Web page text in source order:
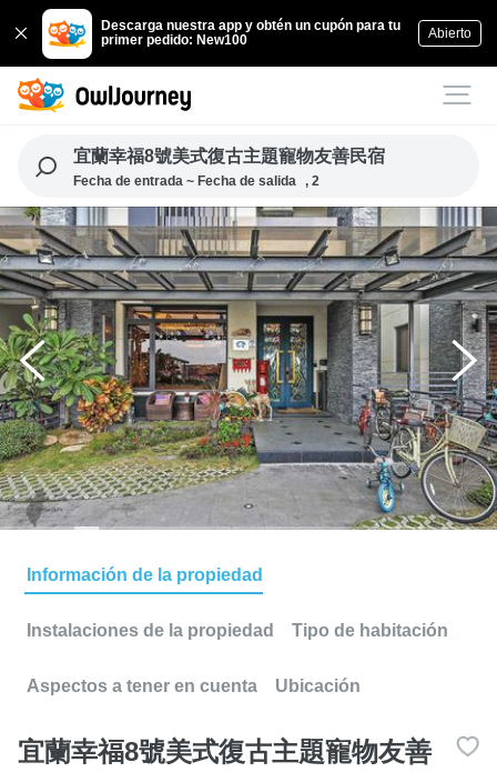
Descarga nuestra app y obtén un cupón para tu
primer pedido: New100
Abierto
宜蘭幸福8號美式復古主題寵物友善民宿
Fecha de entrada ~ Fecha de salida , 2
Información de la propiedad
Instalaciones de la propiedad Tipo de habitación
Aspectos a tener en cuenta Ubicación
宜蘭幸福8號美式復古主題寵物友善